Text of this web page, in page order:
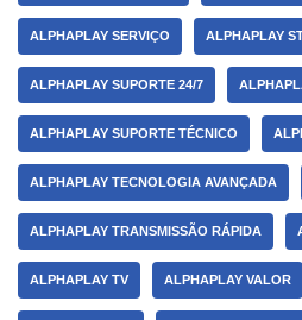
ALPHAPLAY SERVIÇO ALPHAPLAY
ALPHAPLAY SUPORTE 24/7
ALPHAPLAY SUPORTE TÉCNICO
ALPHAPLAY TECNOLOGIA AVANÇADA
ALPHAPLAY TRANSMISSÃO RÁPIDA
ALPHAPLAY TV ALPHAPLAY VALOR